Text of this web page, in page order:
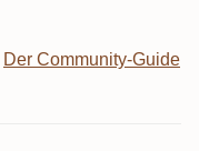
Der Community-Guide